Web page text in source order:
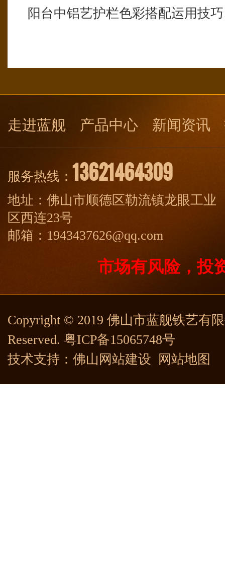
阳台中铝艺护栏色彩搭配运用技
走进蓝舰 产品中心 新闻资讯
服务热线： 13621464309
地址：佛山市顺德区勒流镇龙眼工业
区西连23号
邮箱：1943437626@qq.com
市场有风险，投
Copyright © 2019 佛山市蓝舰铁艺有
Reserved. 粤ICP备15065748号
技术支持： 佛山网站建设 网站地图